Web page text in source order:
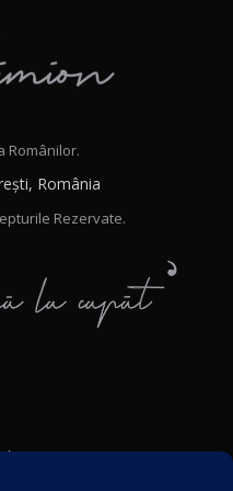
Românilor.
România
Rezervate.